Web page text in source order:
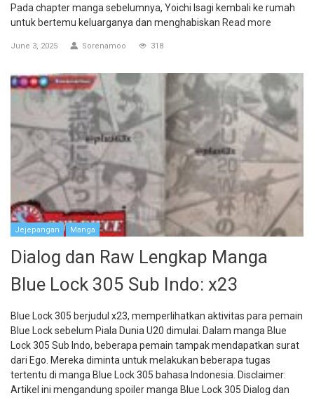
Pada chapter manga sebelumnya, Yoichi Isagi kembali ke rumah
untuk bertemu keluarganya dan menghabiskan Read more
June 3, 2025 Sorenamoo 318
Jejepangan Manga
Dialog dan Raw Lengkap Manga
Blue Lock 305 Sub Indo: x23
Blue Lock 305 berjudul x23, memperlihatkan aktivitas para pemain
Blue Lock sebelum Piala Dunia U20 dimulai. Dalam manga Blue
Lock 305 Sub Indo, beberapa pemain tampak mendapatkan surat
dari Ego. Mereka diminta untuk melakukan beberapa tugas
tertentu di manga Blue Lock 305 bahasa Indonesia. Disclaimer:
Artikel ini mengandung spoiler manga Blue Lock 305 Dialog dan